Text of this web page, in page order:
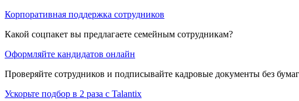
Корпоративная поддержка сотрудников
Какой соцпакет вы предлагаете семейным сотрудникам?
Оформляйте кандидатов онлайн
Проверяйте сотрудников и подписывайте кадровые документы без
Ускорьте подбор в 2 раза с Talantix